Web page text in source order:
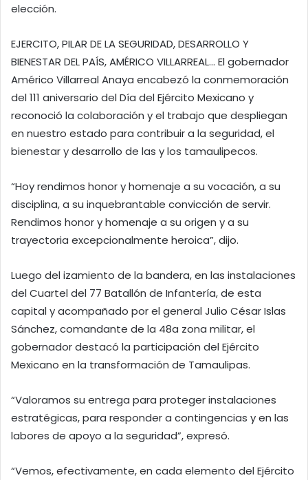
elección.
EJERCITO, PILAR DE LA SEGURIDAD, DESARROLLO Y
BIENESTAR DEL PAÍS, AMÉRICO VILLARREAL… El gobernador
Américo Villarreal Anaya encabezó la conmemoración
del 111 aniversario del Día del Ejército Mexicano y
reconoció la colaboración y el trabajo que despliegan
en nuestro estado para contribuir a la seguridad, el
bienestar y desarrollo de las y los tamaulipecos.
“Hoy rendimos honor y homenaje a su vocación, a su
disciplina, a su inquebrantable convicción de servir.
Rendimos honor y homenaje a su origen y a su
trayectoria excepcionalmente heroica”, dijo.
Luego del izamiento de la bandera, en las instalaciones
del Cuartel del 77 Batallón de Infantería, de esta
capital y acompañado por el general Julio César Islas
Sánchez, comandante de la 48a zona militar, el
gobernador destacó la participación del Ejército
Mexicano en la transformación de Tamaulipas.
“Valoramos su entrega para proteger instalaciones
estratégicas, para responder a contingencias y en las
labores de apoyo a la seguridad”, expresó.
“Vemos, efectivamente, en cada elemento del Ejército